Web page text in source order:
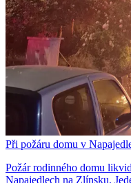
Při požáru domu v
Požár rodinného domu
Napajedlech na Zlínsku.